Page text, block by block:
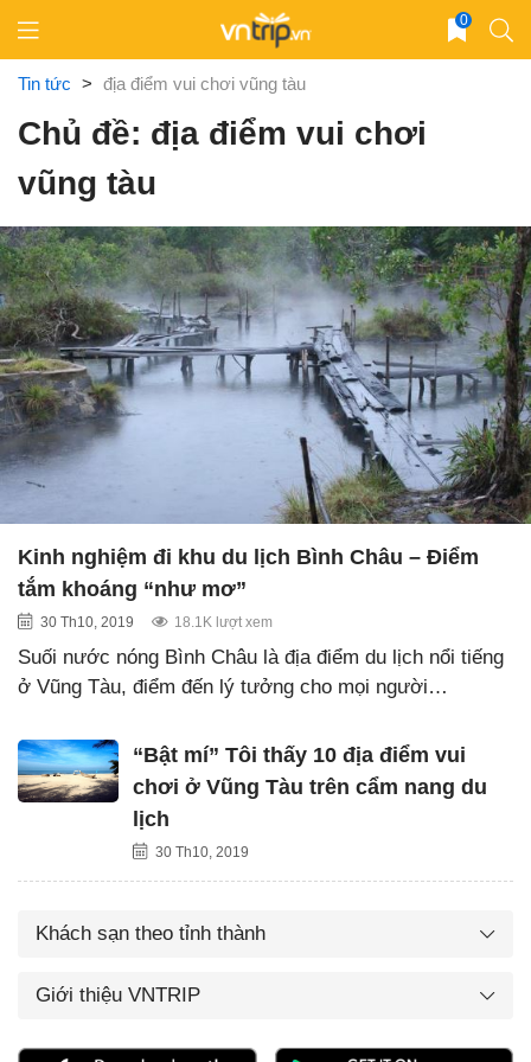
content
0
Tin tức > địa điểm vui chơi vũng tàu
Chủ đề: địa điểm vui chơi
vũng tàu
Kinh nghiệm đi khu du lịch Bình Châu – Điểm
tắm khoáng “như mơ”
30 Th10, 2019 18.1K lượt xem
Suối nước nóng Bình Châu là địa điểm du lịch nổi tiếng
ở Vũng Tàu, điểm đến lý tưởng cho mọi người…
“Bật mí” Tôi thấy 10 địa điểm vui
chơi ở Vũng Tàu trên cẩm nang du
lịch
30 Th10, 2019
Khách sạn theo tỉnh thành
Giới thiệu VNTRIP